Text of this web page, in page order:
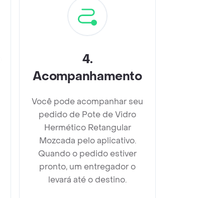
4.
Acompanhamento
Você pode acompanhar seu
pedido de Pote de Vidro
Hermético Retangular
Mozcada pelo aplicativo.
Quando o pedido estiver
pronto, um entregador o
levará até o destino.